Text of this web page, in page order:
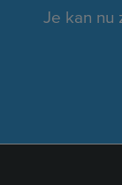
Je kan nu